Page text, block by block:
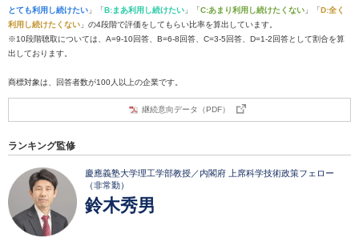
とても利用し続けたい 」「B:まあ利用し続けたい 」「C:あまり利用し続けたくない 」「D:全く
利用し続けたくない 」の4段階で評価をしてもらい比率を算出しています。
※10段階聴取については、A=9-10回答、B=6-8回答、C=3-5回答、D=1-2回答として割合を算
出しております。
商標対象は、回答者数が100人以上の企業です。
継続意向データ（PDF）
ランキング監修
慶應義塾大学理工学部教授／内閣府 上席科学技術政策フェロー
（非常勤）
鈴木秀男